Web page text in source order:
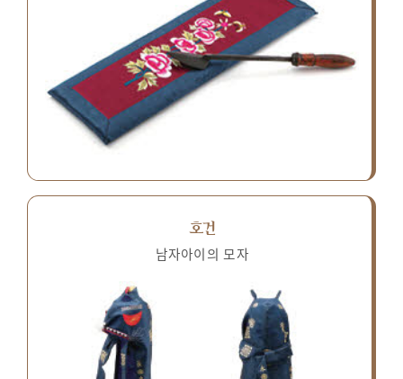
호건
남자아이의 모자